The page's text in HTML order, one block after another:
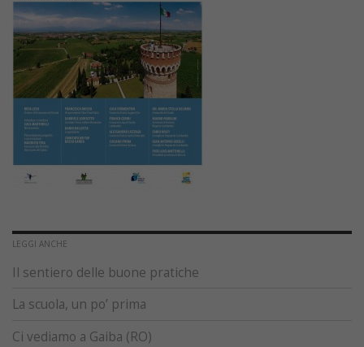
LEGGI ANCHE
Il sentiero delle buone pratiche
La scuola, un po’ prima
Ci vediamo a Gaiba (RO)